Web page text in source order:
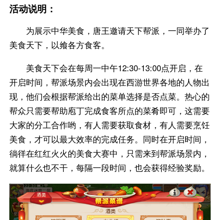
活动说明：
为展示中华美食，唐王邀请天下帮派，一同举办了
美食天下，以飨各方食客。
美食天下会在每周一中午12:30-13:00点开启，在
开启时间，帮派场景内会出现在西游世界各地的人物出
现，他们会根据帮派给出的菜单选择是否点菜。热心的
帮众只需要帮助庖丁完成食客所点的菜肴即可，这需要
大家的分工合作哟，有人需要获取食材，有人需要烹饪
美食，才可以最大效率的完成任务。同时在开启时间，
徜徉在红红火火的美食大赛中，只需来到帮派场景内，
就算什么也不干，每隔一段时间，也会获得经验奖励。